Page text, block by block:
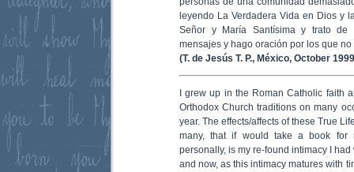
leyendo La Verdadera Vida en Dios y
Señor y María Santísima y trato
mensajes y hago oración por los que no
(T. de Jesús T. P., México, October
I grew up in the Roman Catholic faith
Orthodox Church traditions on many
year. The effects/affects of these True
many, that if would take a book for
personally, is my re-found intimacy I
and now, as this intimacy matures with